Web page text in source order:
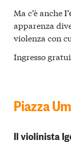
Ma c’è anche
apparenza
violenza con
Ingresso
Piazza
Il violinista